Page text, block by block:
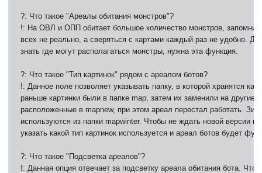
?: Что такое "Ареалы обитания монстров"?
!: На ОВЛ и ОПП обитает большое количество монстров,
всех не реально, а сверяться с картами каждый раз не удобно.
знать где могут располагаться монстры, нужна эта функция.
?: Что такое "Тип картинок" рядом с ареалом ботов?
!: Данное поле позволяет указывать папку, в которой хранятся
раньше картинки были в папке map, затем их заменили на другие
расположенные в mapnew, при этом ареал перестал работать.
используются из папки mapwinter. Чтобы не ждать новой версии
указать какой тип картинок используется и ареал ботов будет
?: Что такое "Подсветка ареалов"?
!: Данная опция отвечает за подсветку ареала обитания бота.